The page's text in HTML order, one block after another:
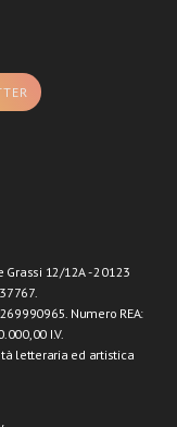
Grassi 12/12A - 20123
Numero REA:
I.V.
letteraria ed artistica